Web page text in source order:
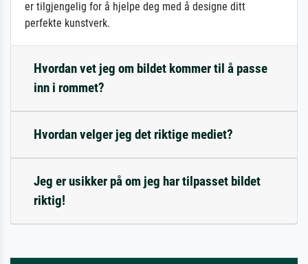
er tilgjengelig for å hjelpe deg med å designe ditt
perfekte kunstverk.
Hvordan vet jeg om bildet kommer til å passe
inn i rommet?
Hvordan velger jeg det riktige mediet?
Jeg er usikker på om jeg har tilpasset bildet
riktig!